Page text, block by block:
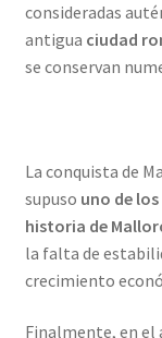
consideradas
antigua ciudad
se conservan
La conquista de
supuso uno de
historia de
la falta de
crecimiento
Finalmente, en el